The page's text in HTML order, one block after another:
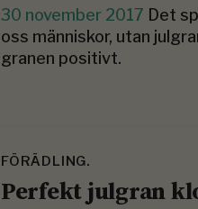
30 november 2017 Det
oss människor, utan
granen positivt.
FÖRÄDLING.
Perfekt julgran